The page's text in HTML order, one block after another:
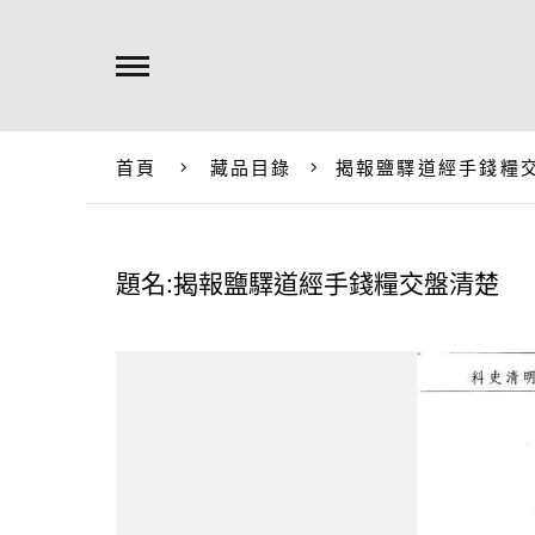
首頁 藏品目錄 揭報鹽驛道經手錢糧
題名:揭報鹽驛道經手錢糧交盤清楚